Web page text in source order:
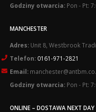
Godziny otwarcia: Pon - Pt:
MANCHESTER
Adres: Unit 8, Westbrook
Telefon: 0161-971-2821
Email:
Godziny otwarcia: Pon - Pt:
ONLINE – DOSTAWA NEXT DAY